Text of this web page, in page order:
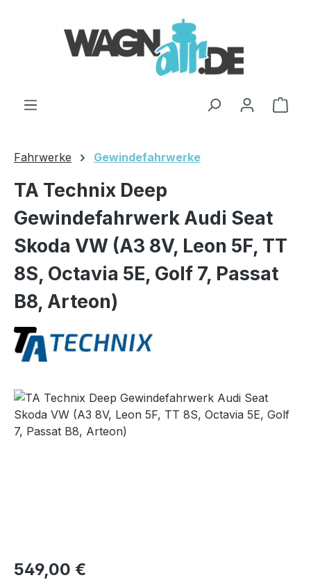
Fahrwerke Gewindefahrwerke
TA Technix Deep
Gewindefahrwerk Audi Seat
Skoda VW (A3 8V, Leon 5F, TT
8S, Octavia 5E, Golf 7, Passat
B8, Arteon)
Bildergalerie überspringen
Regulärer Preis:
549,00 €